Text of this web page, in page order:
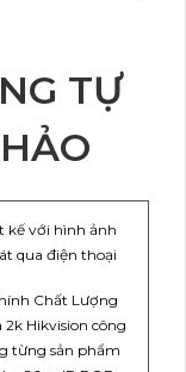
TỰ
kế với hình ảnh
qua điện thoại
Chất Lượng
Hikvision công
từng sản phẩm